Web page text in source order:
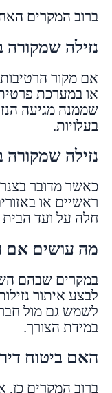
ברוב המקרים
נזילה שמקורה
אם מקור
או במערכת
שממנה מגיעה
בעלויות.
נזילה
כאשר מדובר
ראשיים או
חלה על ועד הבית
מה עושים אם
במקרים שבהם
לבצע איתור
לשמש גם מול
במידת הצורך.
האם ביטוח
ברוב המקרים כן,